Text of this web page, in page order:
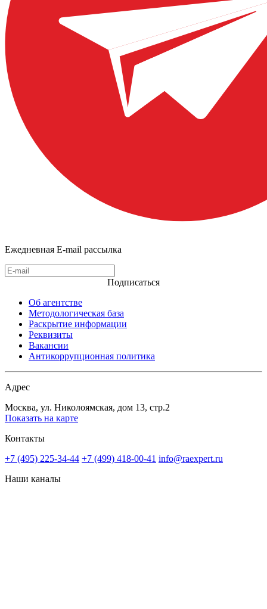
Ежедневная E-mail рассылка
Подписаться
Об агентстве
Методологическая база
Раскрытие информации
Реквизиты
Вакансии
Антикоррупционная политика
Адрес
Москва, ул. Николоямская, дом 13, стр.2
Показать на карте
Контакты
+7 (495) 225-34-44 +7 (499) 418-00-41 info@raexpert.ru
Наши каналы